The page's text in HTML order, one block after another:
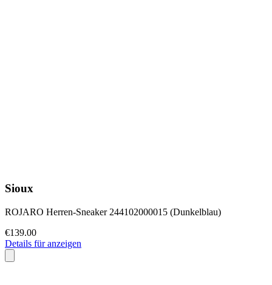
Sioux
ROJARO Herren-Sneaker 244102000015 (Dunkelblau)
€139.00
Details für anzeigen